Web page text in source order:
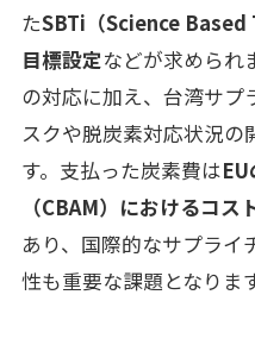
たSBTi（Science
目標設定などが求められ
の対応に加え、台湾サプ
スクや脱炭素対応状況の
す。支払った炭素費は
（CBAM）におけるコ
あり、国際的なサプライ
性も重要な課題となります